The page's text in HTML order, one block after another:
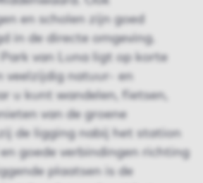
en scholen zijn goed
in de directe omgeving.
van Luna ligt op korte
veelzijdig natuur- en
u kunt wandelen, fietsen,
van de groene
de ligging nabij het station
goede verbindingen richting
plaatsen is de